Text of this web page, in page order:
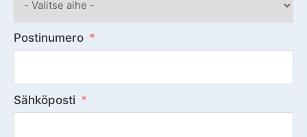
Postinumero
Sähköposti